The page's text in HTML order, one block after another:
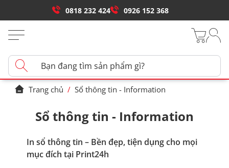
0818 232 424 0926 152 368
Trang chủ / Sổ thông tin - Information
Sổ thông tin - Information
In sổ thông tin – Bền đẹp, tiện dụng cho mọi
mục đích tại Print24h